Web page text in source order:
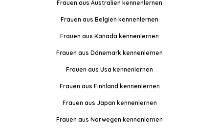
Frauen aus Australien kennenlernen
Frauen aus Belgien kennenlernen
Frauen aus Kanada kennenlernen
Frauen aus Dänemark kennenlernen
Frauen aus Usa kennenlernen
Frauen aus Finnland kennenlernen
Frauen aus Japan kennenlernen
Frauen aus Norwegen kennenlernen